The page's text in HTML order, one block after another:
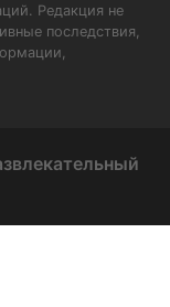
Редакция не
последствия,